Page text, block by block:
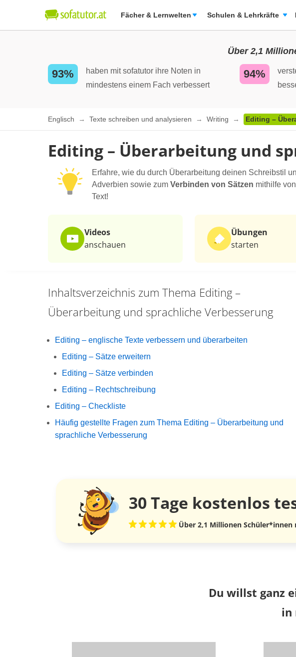
Fächer & Lernwelten Schulen & Lehrkräfte
Über 2,1
93%
haben mit sofatutor ihre Noten in
mindestens einem Fach verbessert
94%
Englisch Texte schreiben und analysieren Writing Editing –
Editing – Überarbeitung und
Erfahre, wie du durch Überarbeitung deinen Schreibstil
Adverbien sowie zum Verbinden von Sätzen mithilfe
Text!
Videos
anschauen
Übungen
starten
Inhaltsverzeichnis zum Thema Editing –
Überarbeitung und sprachliche Verbesserung
Editing – englische Texte verbessern und überarbeiten
Editing – Sätze erweitern
Editing – Sätze verbinden
Editing – Rechtschreibung
Editing – Checkliste
Häufig gestellte Fragen zum Thema Editing – Überarbeitung und
sprachliche Verbesserung
30 Tage kostenlos
Über 2,1 Millionen
Du willst ganz
in